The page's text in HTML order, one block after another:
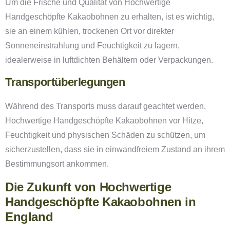
Um die Frische und Qualität von Hochwertige
Handgeschöpfte Kakaobohnen zu erhalten, ist es wichtig,
sie an einem kühlen, trockenen Ort vor direkter
Sonneneinstrahlung und Feuchtigkeit zu lagern,
idealerweise in luftdichten Behältern oder Verpackungen.
Transportüberlegungen
Während des Transports muss darauf geachtet werden,
Hochwertige Handgeschöpfte Kakaobohnen vor Hitze,
Feuchtigkeit und physischen Schäden zu schützen, um
sicherzustellen, dass sie in einwandfreiem Zustand an ihrem
Bestimmungsort ankommen.
Die Zukunft von Hochwertige
Handgeschöpfte Kakaobohnen in
England